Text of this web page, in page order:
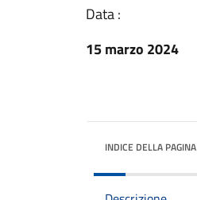
Data :
15 marzo 2024
INDICE DELLA PAGINA